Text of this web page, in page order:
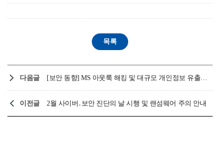
다음글
이전글 2월 사이버․보안 진단의 날 시행 및 랜섬웨어 주의 안내